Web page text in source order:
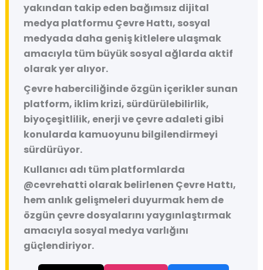
yakından takip eden bağımsız dijital
medya platformu Çevre Hattı, sosyal
medyada daha geniş kitlelere ulaşmak
amacıyla tüm büyük sosyal ağlarda aktif
olarak yer alıyor.
Çevre haberciliğinde özgün içerikler sunan
platform, iklim krizi, sürdürülebilirlik,
biyoçeşitlilik, enerji ve çevre adaleti gibi
konularda kamuoyunu bilgilendirmeyi
sürdürüyor.
Kullanıcı adı tüm platformlarda
@cevrehatti olarak belirlenen Çevre Hattı,
hem anlık gelişmeleri duyurmak hem de
özgün çevre dosyalarını yaygınlaştırmak
amacıyla sosyal medya varlığını
güçlendiriyor.